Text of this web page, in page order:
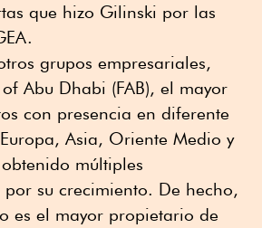
que hizo Gilinski por las
grupos empresariales,
Abu Dhabi (FAB), el mayor
con presencia en diferente
Asia, Oriente Medio y
múltiples
por su crecimiento. De hecho,
es el mayor propietario de